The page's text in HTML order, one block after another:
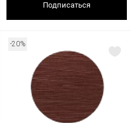
Подписаться
-20%